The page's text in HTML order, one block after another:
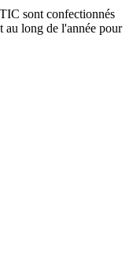
sont confectionnés
au long de l'année pour